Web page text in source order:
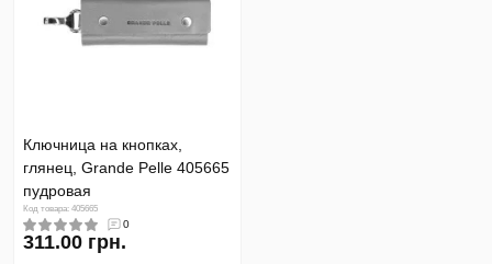
Ключница на кнопках,
глянец, Grande Pelle 405665
пудровая
Код товара: 405665
0
311.00 грн.